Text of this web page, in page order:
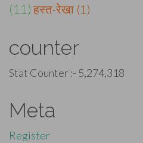
(11) हस्त-रेखा (1)
counter
Stat Counter :- 5,274,318
Meta
Register